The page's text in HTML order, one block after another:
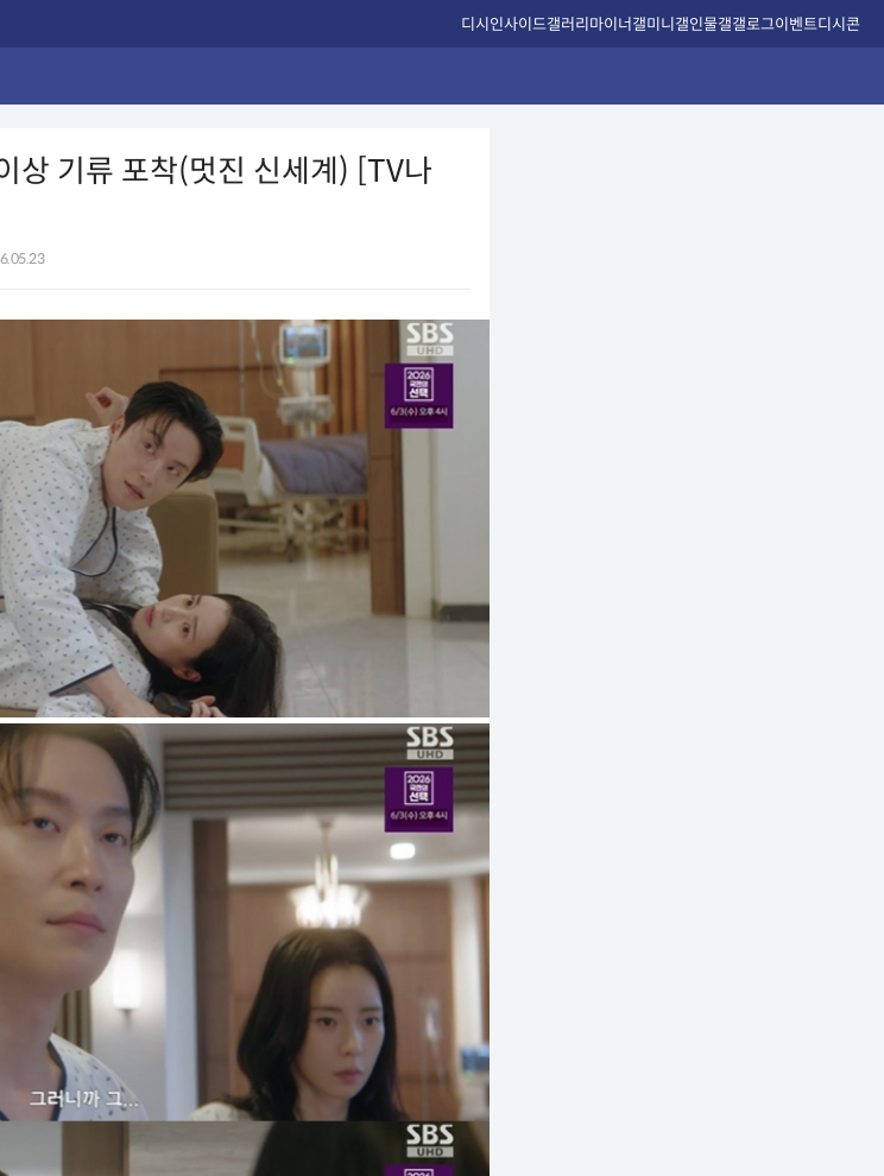
디시인사이드갤러리마이너갤미니갤인물갤갤로그이벤트디시콘
상 기류 포착(멋진 신세계) [TV나